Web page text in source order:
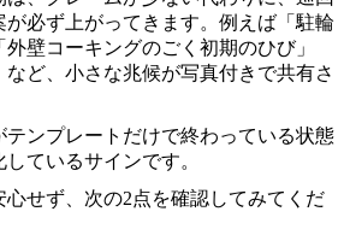
必ず上がってきます。例えば「駐輪
壁コーキングのごく初期のひび」
など、小さな兆候が写真付きで共有さ
ンプレートだけで終わっている状態
ているサインです。
心せず、次の2点を確認してみてくだ